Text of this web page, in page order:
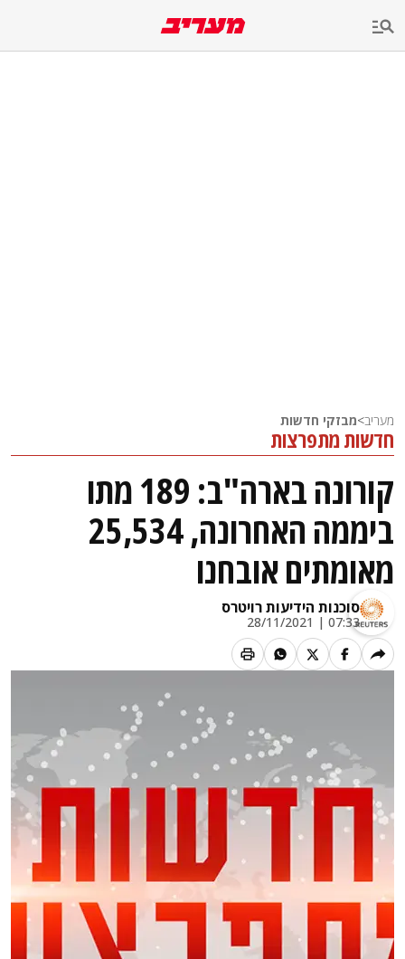
מעריב>מבזקי חדשות
חדשות מתפרצות
קורונה בארה"ב: 189 מתו
ביממה האחרונה, 25,534
מאומתים אובחנו
סוכנות הידיעות רויטרס
07:33 | 28/11/2021